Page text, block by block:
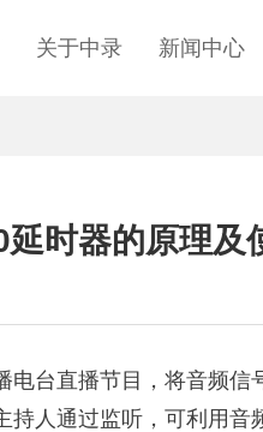
关于中录 新闻中心
时器的原理及
电台直播节目，将音频信
持人通过监听，可利用音